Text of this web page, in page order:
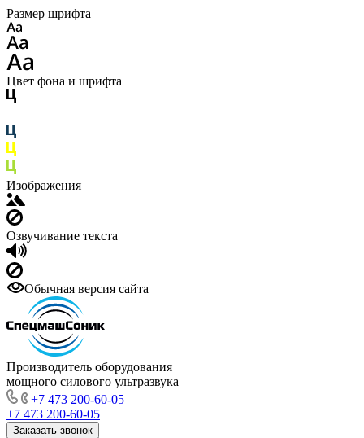
Размер шрифта
Цвет фона и шрифта
Изображения
Озвучивание текста
Обычная версия сайта
Производитель оборудования
мощного силового ультразвука
+7 473 200-60-05
+7 473 200-60-05
Заказать звонок